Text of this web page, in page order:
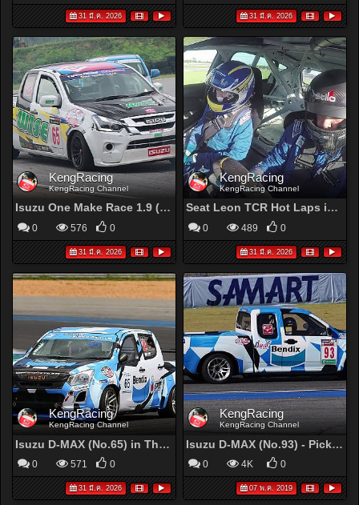
31 มี.ค. 2026 31 มี.ค. 2026
KengRacing
KengRacing Channel
Isuzu One Make Race 1.9 (No.65) in Toyo Racing Car Thailand 2019 Round 3 (Race1-2)
0 576 0
31 มี.ค. 2026
KengRacing
KengRacing Channel
Seat Leon TCR Hot Laps in MICHELIN Passion Experience 2018
0 489 0
31 มี.ค. 2026
KengRacing
KengRacing Channel
Isuzu D-MAX (No.65) in Thailand Super Series 2019 Round 1-2
0 571 0
31 มี.ค. 2026
KengRacing
KengRacing Channel
Isuzu D-MAX (No.93) - Pickup Open - Toyo 3K Racing Car Thailand 2017 Round 6 - YouTube
0 4K 0
07 พ.ค. 2019